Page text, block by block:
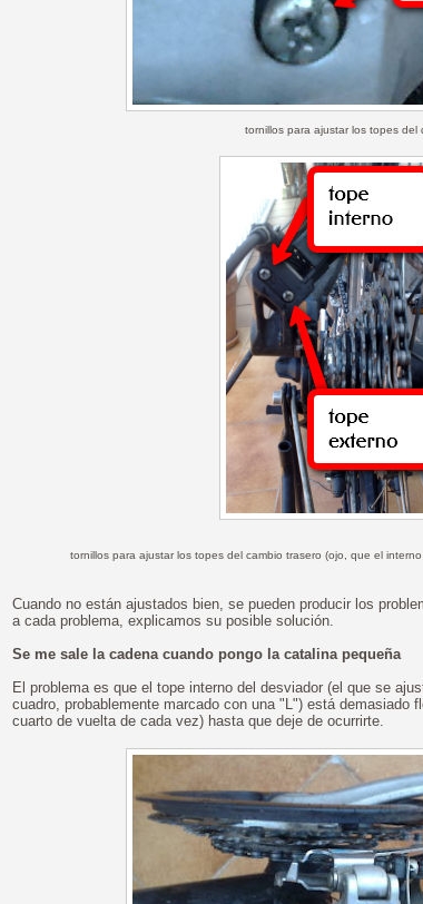
tornillos para ajustar los topes del
tornillos para ajustar los topes del cambio trasero (ojo, que el
Cuando no están ajustados bien, se pueden producir los
a cada problema, explicamos su posible solución.
Se me sale la cadena cuando pongo la catalina pequeña
El problema es que el tope interno del desviador (el que se
cuadro, probablemente marcado con una "L") está demasiado
cuarto de vuelta de cada vez) hasta que deje de ocurrirte.